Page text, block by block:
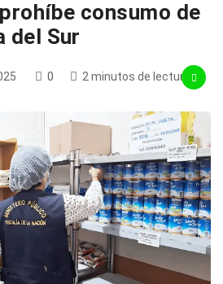
consumo de
del Sur
0 2 minutos de lectura